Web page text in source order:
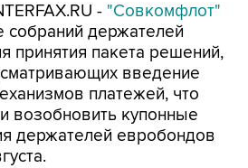
- "Совкомфлот"
держателей
принятия пакета решений,
введение
платежей, что
возобновить купонные
держателей евробондов